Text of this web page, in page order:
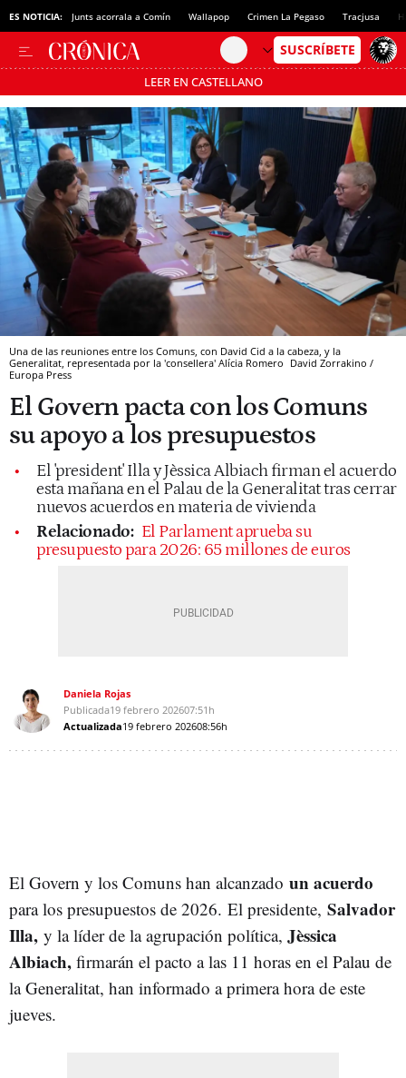
ES NOTICIA: Junts acorrala a Comín Wallapop Crimen La Pegaso Tracjusa
LEER EN CASTELLANO
Pásate al MODO AHORRO
Una de las reuniones entre los Comuns, con David Cid a la cabeza, y la
Generalitat, representada por la 'consellera' Alícia Romero David Zorrakino /
Europa Press
El Govern pacta con los Comuns
su apoyo a los presupuestos
El 'president' Illa y Jèssica Albiach firman el acuerdo
esta mañana en el Palau de la Generalitat tras cerrar
nuevos acuerdos en materia de vivienda
Relacionado: El Parlament aprueba su
presupuesto para 2026: 65 millones de euros
Daniela Rojas
Publicada19 febrero 202607:51h
Actualizada19 febrero 202608:56h
El Govern y los Comuns han alcanzado un acuerdo
para los presupuestos de 2026. El presidente, Salvador
Illa, y la líder de la agrupación política, Jèssica
Albiach, firmarán el pacto a las 11 horas en el Palau de
la Generalitat, han informado a primera hora de este
jueves.